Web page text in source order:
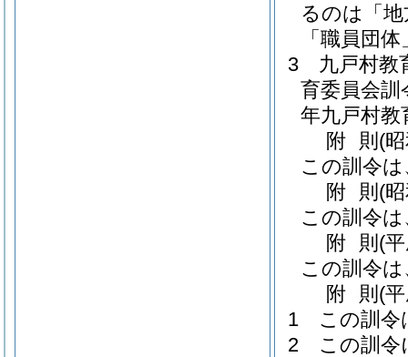
るのは「
「職員団
3
九戸村教
育委員会訓
年九戸村教
附 則 (
この訓令
附 則 (
この訓令
附 則 (
この訓令
附 則 (
1
この訓令
2
この訓令